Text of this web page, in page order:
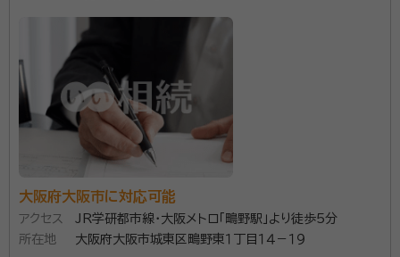
大阪府大阪市に対応可能
アクセス
JR学研都市線・大阪メトロ「鴫野駅」より徒歩5分
所在地
大阪府大阪市城東区鴫野東１丁目１４－１９